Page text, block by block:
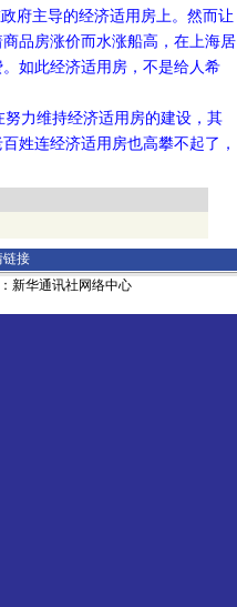
府主导的经济适用房上。然而让
品房涨价而水涨船高，在上海居
如此经济适用房，不是给人希
力维持经济适用房的建设，其
姓连经济适用房也高攀不起了，
链接
新华通讯社网络中心